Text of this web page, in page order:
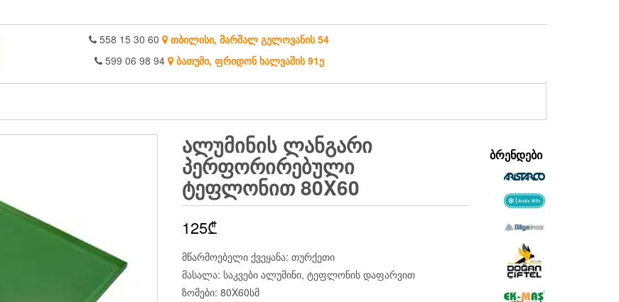
558 15 30 60
თბილისი, მარშალ გელოვანის 54
599 06 98 94
ბათუმი, ფრიდონ ხალვაშის 91ე
ᲐᲚᲣᲛᲘᲜᲘᲡ ᲚᲐᲜᲒᲐᲠᲘ
ᲞᲔᲠᲤᲝᲠᲘᲠᲔᲑᲣᲚᲘ
ᲢᲔᲤᲚᲝᲜᲘᲗ 80X60
125₾
მწარმოებელი ქვეყანა: თურქეთი
მასალა: საკვები ალუმინი, ტეფლონის დაფარვით
ზომები: 80X60სმ
ᲑᲠᲔᲜᲓᲔᲑᲘ